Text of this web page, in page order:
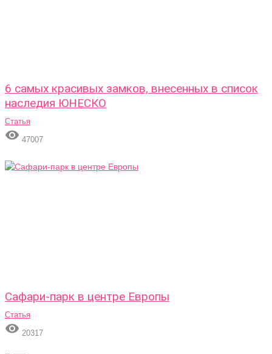
6 самых красивых замков, внесенных в список
наследия ЮНЕСКО
Статья
 47007
Сафари-парк в центре Европы
Статья
 20317